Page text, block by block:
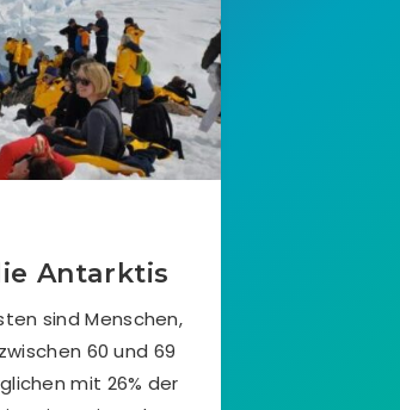
Antarktis
sind Menschen,
60 und 69
mit 26% der